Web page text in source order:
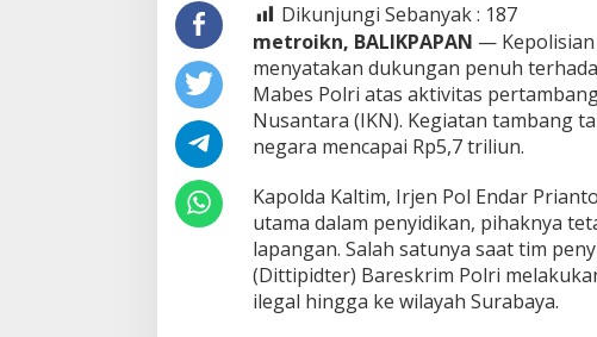
Dikunjungi Sebanyak : 187
metroikn, BALIKPAPAN — Kepolisian
menyatakan dukungan penuh
Mabes Polri atas aktivitas
Nusantara (IKN). Kegiatan tambang
negara mencapai Rp5,7 triliun.
Kapolda Kaltim, Irjen Pol Endar
utama dalam penyidikan, pihaknya
lapangan. Salah satunya saat tim
(Dittipidter) Bareskrim Polri
ilegal hingga ke wilayah Surabaya.